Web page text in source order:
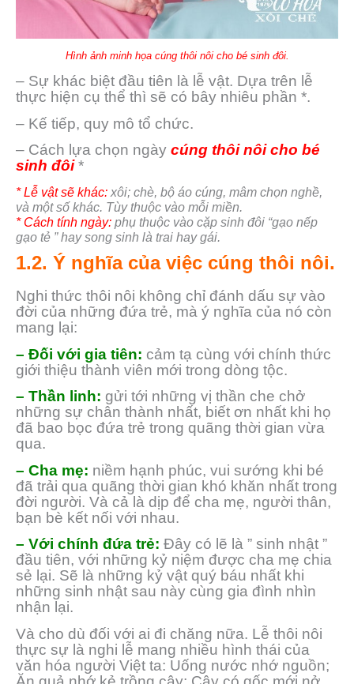
Hình ảnh minh họa cúng thôi nôi cho bé sinh đôi.
– Sự khác biệt đầu tiên là lễ vật. Dựa trên lễ
thực hiện cụ thể thì sẽ có bây nhiêu phần *.
– Kế tiếp, quy mô tổ chức.
– Cách lựa chọn ngày cúng thôi nôi cho bé
sinh đôi*
* Lễ vật sẽ khác: xôi; chè, bộ áo cúng, mâm chọn nghề,
và một số khác. Tùy thuộc vào mỗi miền.
* Cách tính ngày: phụ thuộc vào cặp sinh đôi “gạo nếp
gạo tẻ ” hay song sinh là trai hay gái.
1.2. Ý nghĩa của việc cúng thôi nôi.
Nghi thức thôi nôi không chỉ đánh dấu sự vào
đời của những đứa trẻ, mà ý nghĩa của nó còn
mang lại:
– Đối với gia tiên: cảm tạ cùng với chính thức
giới thiệu thành viên mới trong dòng tộc.
– Thần linh: gửi tới những vị thần che chở
những sự chân thành nhất, biết ơn nhất khi họ
đã bao bọc đứa trẻ trong quãng thời gian vừa
qua.
– Cha mẹ: niềm hạnh phúc, vui sướng khi bé
đã trải qua quãng thời gian khó khăn nhất trong
đời người. Và cả là dịp để cha mẹ, người thân,
bạn bè kết nối với nhau.
– Với chính đứa trẻ: Đây có lẽ là ” sinh nhật ”
đầu tiên, với những kỷ niệm được cha mẹ chia
sẻ lại. Sẽ là những kỷ vật quý báu nhất khi
những sinh nhật sau này cùng gia đình nhìn
nhận lại.
Và cho dù đối với ai đi chăng nữa. Lễ thôi nôi
thực sự là nghi lễ mang nhiều hình thái của
văn hóa người Việt ta: Uống nước nhớ nguồn;